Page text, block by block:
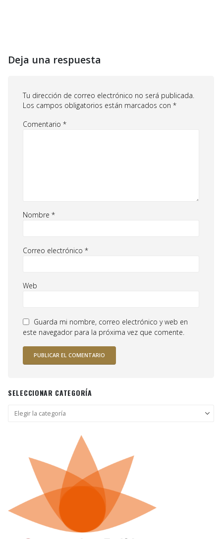
Deja una respuesta
Tu dirección de correo electrónico no será publicada.
Los campos obligatorios están marcados con *
Comentario *
Nombre *
Correo electrónico *
Web
Guarda mi nombre, correo electrónico y web en
este navegador para la próxima vez que comente.
SELECCIONAR CATEGORÍA
Seleccionar
categoría